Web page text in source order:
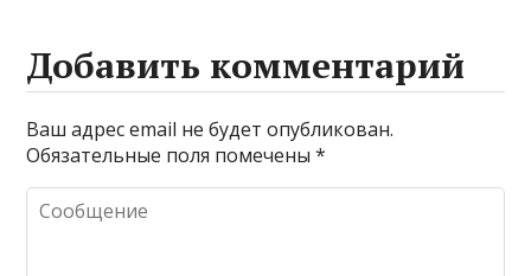
Добавить комментарий
Ваш адрес email не будет опубликован.
Обязательные поля помечены*